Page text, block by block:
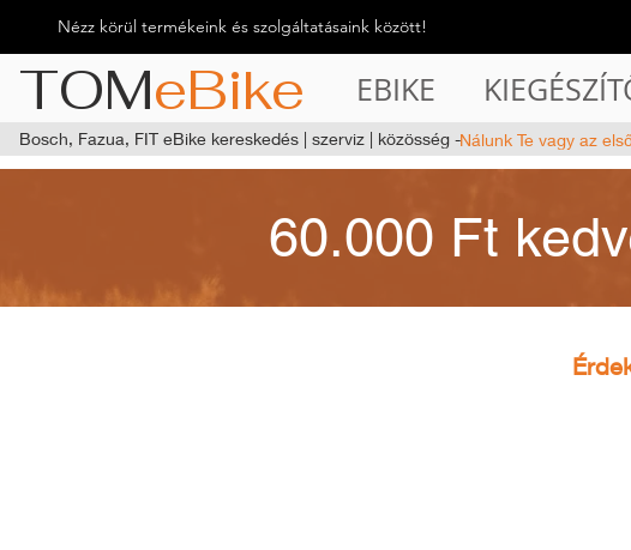
Nézz körül termékeink és szolgáltatásaink között!
EBIKE
Bosch, Fazua, FIT eBike kereskedés | szerviz | közösség -Nálunk Te vagy az
TOMeBike
60.000 Ft